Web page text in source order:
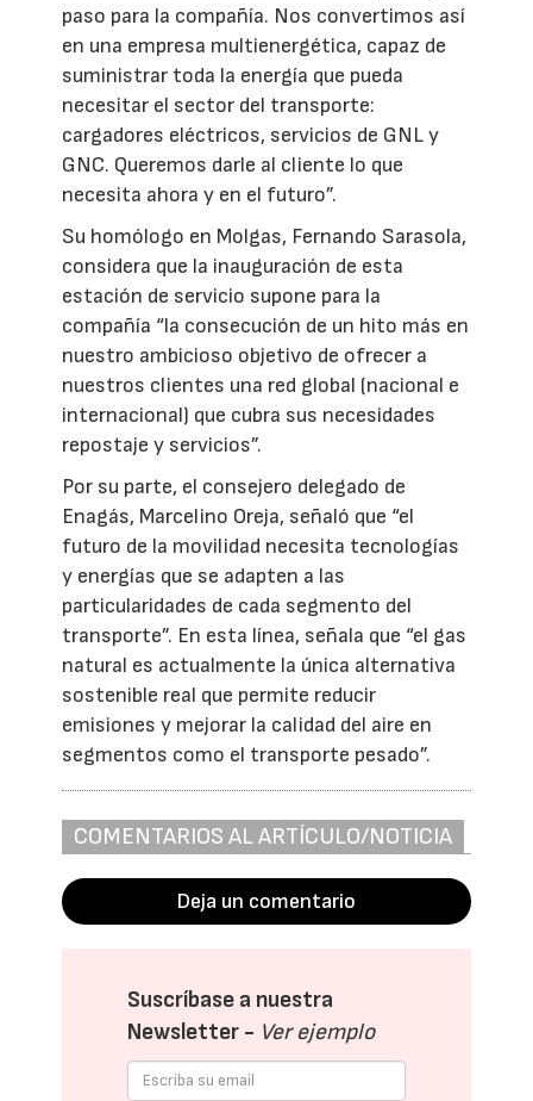
paso para la compañía. Nos convertimos así
en una empresa multienergética, capaz de
suministrar toda la energía que pueda
necesitar el sector del transporte:
cargadores eléctricos, servicios de GNL y
GNC. Queremos darle al cliente lo que
necesita ahora y en el futuro”.
Su homólogo en Molgas, Fernando Sarasola,
considera que la inauguración de esta
estación de servicio supone para la
compañía “la consecución de un hito más en
nuestro ambicioso objetivo de ofrecer a
nuestros clientes una red global (nacional e
internacional) que cubra sus necesidades
repostaje y servicios”.
Por su parte, el consejero delegado de
Enagás, Marcelino Oreja, señaló que “el
futuro de la movilidad necesita tecnologías
y energías que se adapten a las
particularidades de cada segmento del
transporte”. En esta línea, señala que “el gas
natural es actualmente la única alternativa
sostenible real que permite reducir
emisiones y mejorar la calidad del aire en
segmentos como el transporte pesado”.
COMENTARIOS AL ARTÍCULO/NOTICIA
Deja un comentario
Suscríbase a nuestra
Newsletter - Ver ejemplo